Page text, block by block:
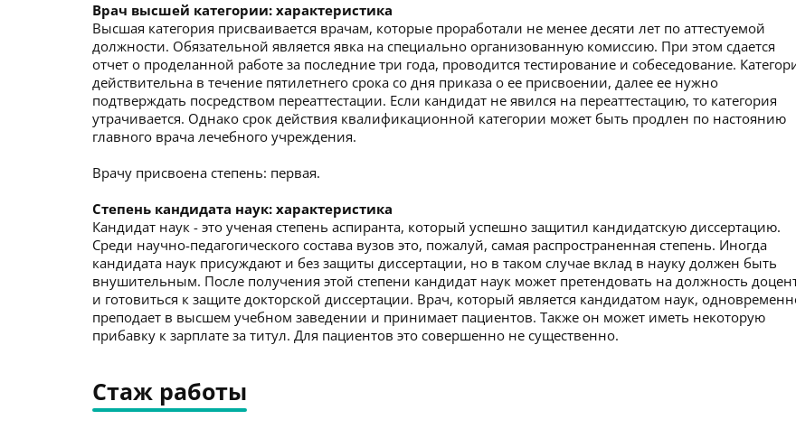
Врач высшей категории: характеристика
Высшая категория присваивается врачам, которые проработали не менее десяти лет по аттестуемой
должности. Обязательной является явка на специально организованную комиссию. При этом сдается
отчет о проделанной работе за последние три года, проводится тестирование и собеседование.
действительна в течение пятилетнего срока со дня приказа о ее присвоении, далее ее нужно
подтверждать посредством переаттестации. Если кандидат не явился на переаттестацию, то категория
утрачивается. Однако срок действия квалификационной категории может быть продлен по настоянию
главного врача лечебного учреждения.
Врачу присвоена степень: первая.
Степень кандидата наук: характеристика
Кандидат наук - это ученая степень аспиранта, который успешно защитил кандидатскую диссертацию.
Среди научно-педагогического состава вузов это, пожалуй, самая распространенная степень. Иногда
кандидата наук присуждают и без защиты диссертации, но в таком случае вклад в науку должен быть
внушительным. После получения этой степени кандидат наук может претендовать на должность
и готовиться к защите докторской диссертации. Врач, который является кандидатом наук,
преподает в высшем учебном заведении и принимает пациентов. Также он может иметь некоторую
прибавку к зарплате за титул. Для пациентов это совершенно не существенно.
Стаж работы